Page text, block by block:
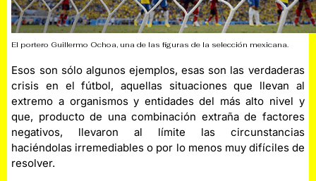
El portero Guillermo Ochoa, una de las figuras de la selección mexicana.
Esos son sólo algunos ejemplos, esas son las verdaderas
crisis en el fútbol, aquellas situaciones que llevan al
extremo a organismos y entidades del más alto nivel y
que, producto de una combinación extraña de factores
negativos, llevaron al límite las circunstancias
haciéndolas irremediables o por lo menos muy difíciles de
resolver.